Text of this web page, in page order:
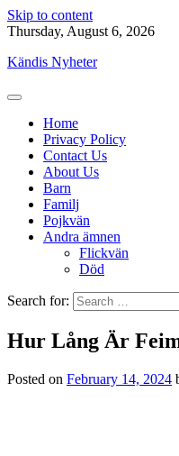
Skip to content
Thursday, August 6, 2026
Kändis Nyheter
Home
Privacy Policy
Contact Us
About Us
Barn
Familj
Pojkvän
Andra ämnen
Flickvän
Död
Search for:
Hur Lång Är
Posted on February 14, 2024